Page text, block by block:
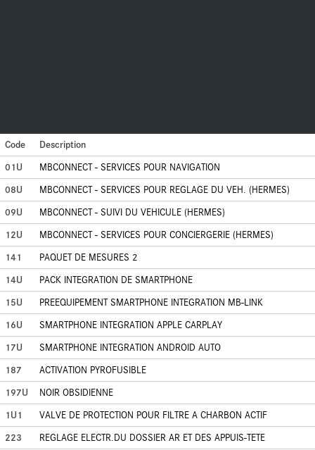
Code
Description
01U
MBCONNECT - SERVICES POUR NAVIGATION
08U
MBCONNECT - SERVICES POUR REGLAGE DU VEH. (HERMES)
09U
MBCONNECT - SUIVI DU VEHICULE (HERMES)
12U
MBCONNECT - SERVICES POUR CONCIERGERIE (HERMES)
141
PAQUET DE MESURES 2
14U
PACK INTEGRATION DE SMARTPHONE
15U
PREEQUIPEMENT SMARTPHONE INTEGRATION MB-LINK
16U
SMARTPHONE INTEGRATION APPLE CARPLAY
17U
SMARTPHONE INTEGRATION ANDROID AUTO
187
ACTIVATION PYROFUSIBLE
197U
NOIR OBSIDIENNE
1U1
VALVE DE PROTECTION POUR FILTRE A CHARBON ACTIF
223
REGLAGE ELECTR.DU DOSSIER AR ET DES APPUIS-TETE